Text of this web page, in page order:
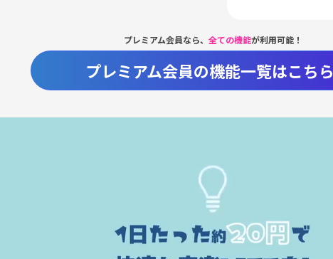
プレミアム会員なら、 全ての機能が利用可能！
プレミアム会員の機能一覧はこちら